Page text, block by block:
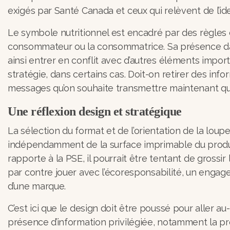
exigés par Santé Canada et ceux qui relèvent de
Le symbole nutritionnel est encadré par des règles
consommateur ou la consommatrice. Sa présence
ainsi entrer en conflit avec d’autres éléments
stratégie, dans certains cas. Doit-on retirer des
messages qu’on souhaite transmettre maintenant
Une réflexion design et stratégique
La sélection du format et de l’orientation de la
indépendamment de la surface imprimable du
rapporte à la PSE, il pourrait être tentant de grossir
par contre jouer avec l’écoresponsabilité, un
d’une marque.
C’est ici que le design doit être poussé pour aller
présence d’information privilégiée, notamment la